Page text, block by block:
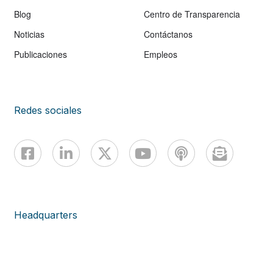
Blog
Noticias
Publicaciones
Centro de Transparencia
Contáctanos
Empleos
Redes sociales
Headquarters